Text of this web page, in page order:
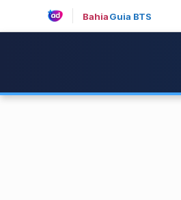
BahiaGuia BTS